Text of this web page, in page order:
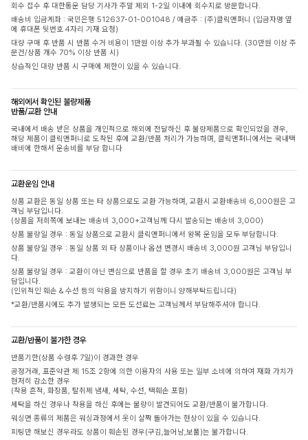
회수 접수 후 대한통운 담당 기사가 주말 제외 1-2일 이내에 회수지로 방문합니다.
배송비 입금계좌 : 국민은행 512637-01-001048 / 예금주 : (주)클릭앤퍼니 (입금자명 옆
에 휴대폰 뒷번호 4자리 기재 요청)
대량 구매 후 반품 시 반품 수거 비용이 1만원 이상 추가 부과될 수 있습니다. (30만원 이상 주
문건/상품 개수 70% 이상 반품 시)
상습적인 대량 반품 시 구매에 제한이 있을 수 있습니다.
해외에서 확인된 불량제품
반품/교환 안내
국내에서 배송 받은 상품을 개인적으로 해외에 전달하신 후 불량제품으로 확인되었을 경우,
해당 제품이 클릭앤퍼니로 도착된 후에 교환/반품 처리가 가능하며, 클릭앤퍼니에서는 국내택
배비에 한해서 운송비를 부담 합니다
교환운임 안내
상품 교환은 동일 상품 또는 타 상품으로도 교환 가능하며, 교환시 교환배송비 6,000원은 고
객님 부담입니다.
(상품을 저희쪽에 보내는 배송비 3,000+고객님께 다시 발송되는 배송비 3,000)
상품 불량일 경우 : 동일 상품으로 교환시 클릭앤퍼니에서 왕복 운임을 모두 부담합니다.
상품 불량일 경우 : 동일 상품 외 타 상품이나 옵션 변경시 배송비 3,000원 고객님 부담입니
다.
상품 불량일 경우 : 교환이 아닌 변심으로 반품을 할 경우 초기 배송비 3,000원은 고객님 부
담입니다.
(인위적인 훼손 & 수선 등의 악용을 방지하기 위함이니 양해부탁드립니다)
*교환/반품시에도 추가 발생되는 모든 도선료는 고객님께서 부담해주셔야 합니다.
교환/반품이 불가한 경우
반품기한(상품 수령후 7일)이 경과한 경우
공정거래, 표준약관 제 15조 2항에 의한 이용자의 사용 또는 일부 소비에 의하여 재화 가치가
현저히 감소한 경우
(착용 흔적, 화장품, 탈취제 냄새, 세탁, 수선, 택훼손 포함)
세탁을 하신 경우나 착용을 하신 후에는 불량이 발견되어도 교환/반품이 불가합니다.
워싱면 종류의 제품은 워싱과정에서 옷이 살짝 돌아가는 현상이 있을 수 있습니다.
피팅만 해보신 경우라도 상품이 훼손된 경우(구김,늘어남,보풀)는 불가합니다.